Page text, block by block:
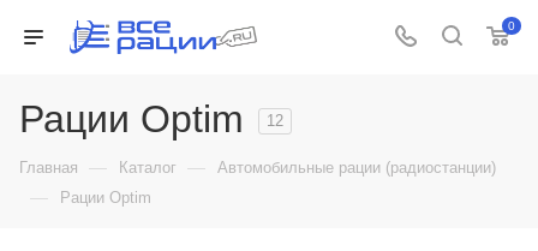
0
Рации Optim 12
Главная — Каталог — Автомобильные рации (радиостанции)
— Рации Optim